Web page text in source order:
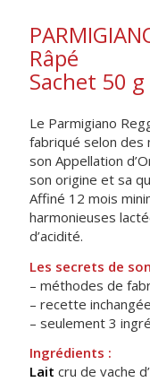
Râpé
Sachet 50 g
Le Parmigiano
fabriqué selon
son Appellation
son origine et sa
Affiné 12 mois
harmonieuses
d’acidité.
Les secrets de
– méthodes de
– recette
– seulement 3
Ingrédients :
Lait cru de vache